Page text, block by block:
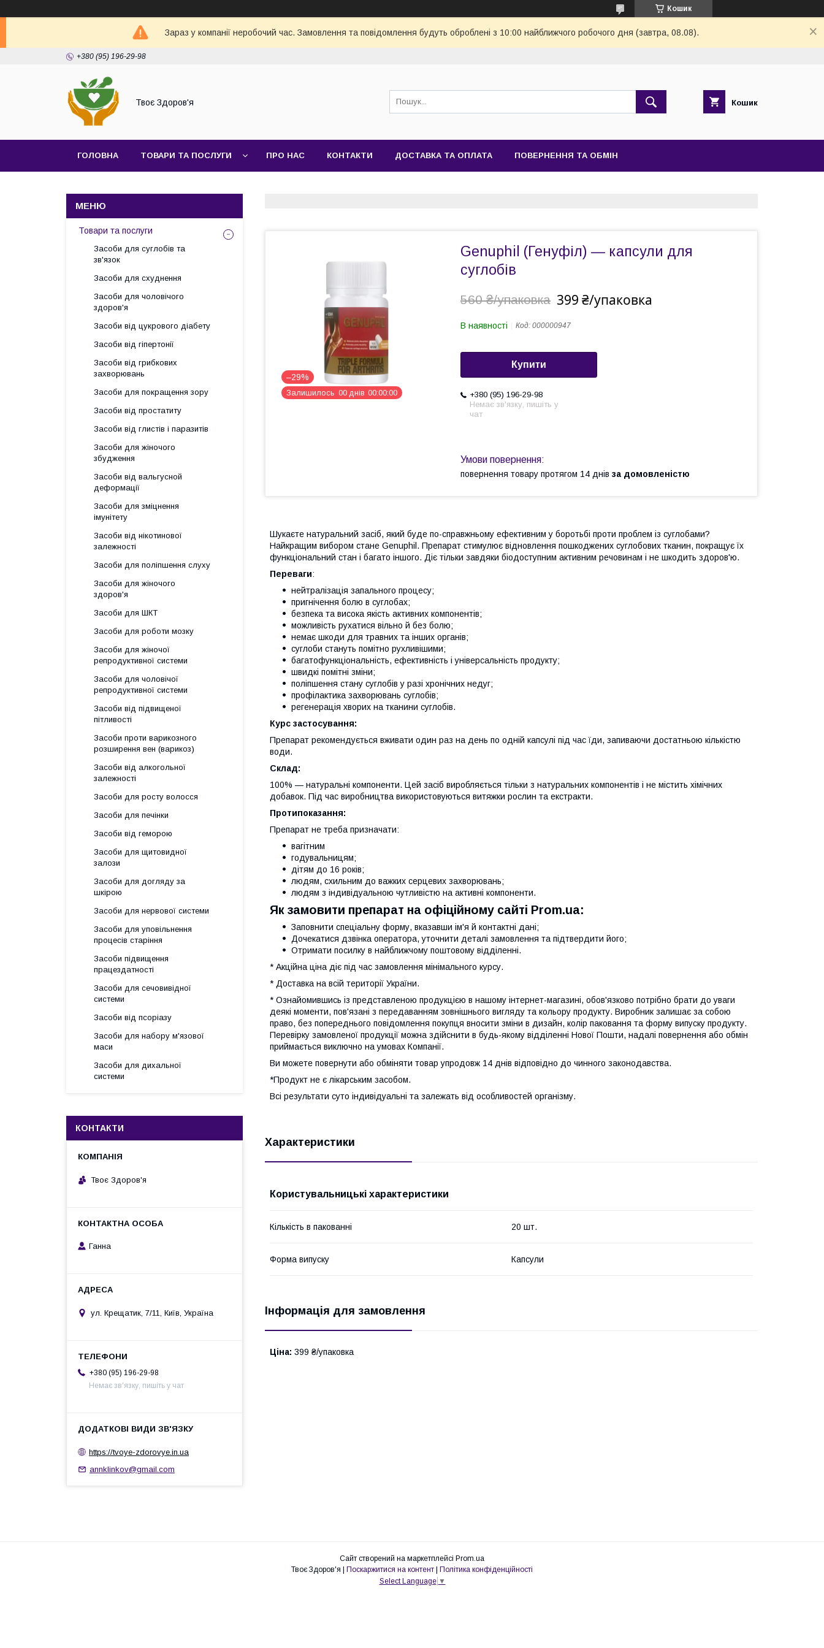
Кошик
Зараз у компанії неробочий час. Замовлення та повідомлення будуть оброблені з 10:00 найближчого робочого дня (завтра, 08.08).
+380 (95) 196-29-98
Твоє Здоров'я Кошик
ГОЛОВНА ТОВАРИ ТА ПОСЛУГИ ПРО НАС КОНТАКТИ ДОСТАВКА ТА ОПЛАТА ПОВЕРНЕННЯ ТА ОБМІН
–29%
Залишилось 00 днів 00 00 00
Genuphil (Генуфіл) — капсули для
суглобів
560 ₴/упаковка 399 ₴/упаковка
В наявності Код: 000000947
Купити
+380 (95) 196-29-98
Немає зв'язку, пишіть у
чат
повернення товару протягом 14 днів за домовленістю
Шукаєте натуральний засіб, який буде по-справжньому ефективним у боротьбі проти проблем із суглобами?
Найкращим вибором стане Genuphil. Препарат стимулює відновлення пошкоджених суглобових тканин, покращує їх
функціональний стан і багато іншого. Діє тільки завдяки біодоступним активним речовинам і не шкодить здоров'ю.
Переваги:
нейтралізація запального процесу;
пригнічення болю в суглобах;
безпека та висока якість активних компонентів;
можливість рухатися вільно й без болю;
немає шкоди для травних та інших органів;
суглоби стануть помітно рухливішими;
багатофункціональність, ефективність і універсальність продукту;
швидкі помітні зміни;
поліпшення стану суглобів у разі хронічних недуг;
профілактика захворювань суглобів;
регенерація хворих на тканини суглобів.
Курс застосування:
Препарат рекомендується вживати один раз на день по одній капсулі під час їди, запиваючи достатньою кількістю
води.
Склад:
100% — натуральні компоненти. Цей засіб виробляється тільки з натуральних компонентів і не містить хімічних
добавок. Під час виробництва використовуються витяжки рослин та екстракти.
Протипоказання:
Препарат не треба призначати:
вагітним
годувальницям;
дітям до 16 років;
людям, схильним до важких серцевих захворювань;
людям з індивідуальною чутливістю на активні компоненти.
Як замовити препарат на офіційному сайті Prom.ua:
Заповнити спеціальну форму, вказавши ім'я й контактні дані;
Дочекатися дзвінка оператора, уточнити деталі замовлення та підтвердити його;
Отримати посилку в найближчому поштовому відділенні.
* Акційна ціна діє під час замовлення мінімального курсу.
* Доставка на всій території України.
* Ознайомившись із представленою продукцією в нашому інтернет-магазині, обов'язково потрібно брати до уваги
деякі моменти, пов'язані з передаванням зовнішнього вигляду та кольору продукту. Виробник залишає за собою
право, без попереднього повідомлення покупця вносити зміни в дизайн, колір паковання та форму випуску продукту.
Перевірку замовленої продукції можна здійснити в будь-якому відділенні Нової Пошти, надалі повернення або обмін
приймається виключно на умовах Компанії.
Ви можете повернути або обміняти товар упродовж 14 днів відповідно до чинного законодавства.
*Продукт не є лікарським засобом.
Всі результати суто індивідуальні та залежать від особливостей організму.
Характеристики
Користувальницькі характеристики
Кількість в пакованні 20 шт.
Форма випуску Капсули
Інформація для замовлення
Ціна: 399 ₴/упаковка
Товари та послуги
Засоби для суглобів та
зв'язок
Засоби для схуднення
Засоби для чоловічого
здоров'я
Засоби від цукрового діабету
Засоби від гіпертонії
Засоби від грибкових
захворювань
Засоби для покращення зору
Засоби від простатиту
Засоби від глистів і паразитів
Засоби для жіночого
збудження
Засоби від вальгусной
деформації
Засоби для зміцнення
імунітету
Засоби від нікотинової
залежності
Засоби для поліпшення слуху
Засоби для жіночого
здоров'я
Засоби для ШКТ
Засоби для роботи мозку
Засоби для жіночої
репродуктивної системи
Засоби для чоловічої
репродуктивної системи
Засоби від підвищеної
пітливості
Засоби проти варикозного
розширення вен (варикоз)
Засоби від алкогольної
залежності
Засоби для росту волосся
Засоби для печінки
Засоби від геморою
Засоби для щитовидної
залози
Засоби для догляду за
шкірою
Засоби для нервової системи
Засоби для уповільнення
процесів старіння
Засоби підвищення
працездатності
Засоби для сечовивідної
системи
Засоби від псоріазу
Засоби для набору м'язової
маси
Засоби для дихальної
системи
КОНТАКТИ
Твоє Здоров'я
Ганна
ул. Крещатик, 7/11, Київ, Україна
+380 (95) 196-29-98
Немає зв'язку, пишіть у чат
https://tvoye-zdorovye.in.ua
annklinkov@gmail.com
Сайт створений на маркетплейсі Prom.ua
Твоє Здоров'я | Поскаржитися на контент | Політика конфіденційності
Select Language ▼